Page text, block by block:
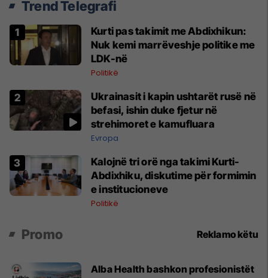
Trend Telegrafi
Kurti pas takimit me Abdixhikun:
Nuk kemi marrëveshje politike me
LDK-në
Politikë
Ukrainasit i kapin ushtarët rusë në
befasi, ishin duke fjetur në
strehimoret e kamufluara
Evropa
Kalojnë tri orë nga takimi Kurti-
Abdixhiku, diskutime për formimin
e institucioneve
Politikë
Promo Reklamo këtu
Alba Health bashkon profesionistët